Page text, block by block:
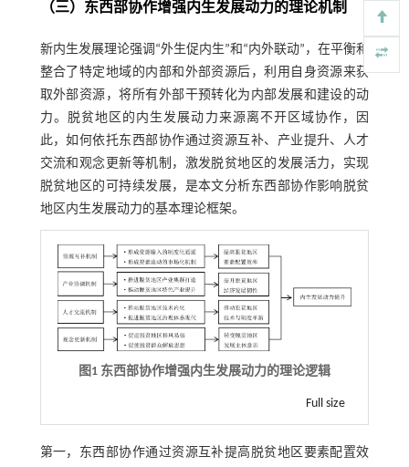
（三）东西部协作增强内生发展动力的理论机制
新内生发展理论强调“外生促内生”和“内外联动”，在平衡和
整合了特定地域的内部和外部资源后，利用自身资源来获
取外部资源，将所有外部干预转化为内部发展和建设的动
力。脱贫地区的内生发展动力来源离不开区域协作，因
此，如何依托东西部协作通过资源互补、产业提升、人才
交流和观念更新等机制，激发脱贫地区的发展活力，实现
脱贫地区的可持续发展，是本文分析东西部协作影响脱贫
地区内生发展动力的基本理论框架。
图1 东西部协作增强内生发展动力的理论逻辑
Full size
第一，东西部协作通过资源互补提高脱贫地区要素配置效